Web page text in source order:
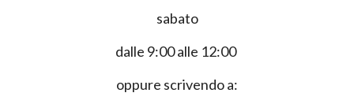
sabato
dalle 9:00 alle 12:00
oppure scrivendo a: